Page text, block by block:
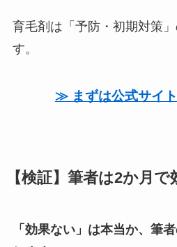
育毛剤は「予防・初期対策
す。
≫ まずは公式サイ
【検証】筆者は2か月
「効果ない」は本当か、筆